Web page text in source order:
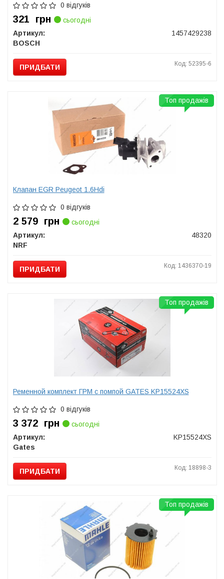
0 відгуків
321 грн
сьогодні
Артикул:
1457429238
BOSCH
ПРИДБАТИ Код: 52395-6
Клапан EGR Peugeot 1.6Hdi
0 відгуків
2 579 грн
сьогодні
Артикул:
48320
NRF
ПРИДБАТИ Код: 1436370-19
Топ продажів
Ременной комплект ГРМ с помпой GATES KP15524XS
0 відгуків
3 372 грн
сьогодні
Артикул:
KP15524XS
Gates
ПРИДБАТИ Код: 18898-3
Топ продажів
Топ продажів